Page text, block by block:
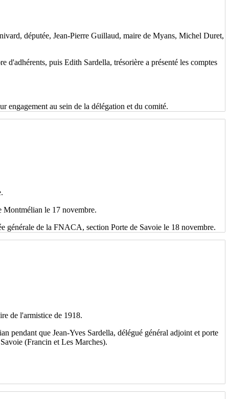
députée, Jean-Pierre Guillaud, maire de Myans, Michel Duret,
puis Edith Sardella, trésorière a présenté les comptes
engagement au sein de la délégation et du comité.
Montmélian le 17 novembre.
générale de la FNACA, section Porte de Savoie le 18 novembre.
de l'armistice de 1918.
pendant que Jean-Yves Sardella, délégué général adjoint et porte
(Francin et Les Marches).